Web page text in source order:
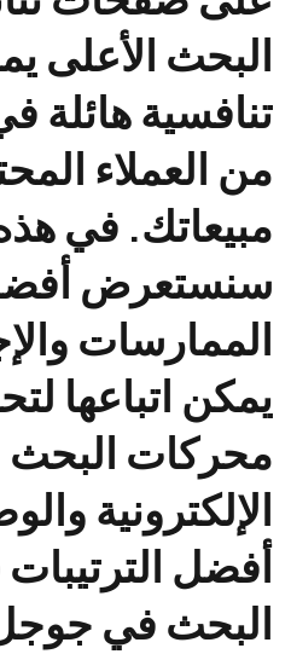
البحث الأعلى
تنافسية هائلة
من العملاء
مبيعاتك. في
سنستعرض
الممارسات
يمكن اتباعها
محركات البحث
الإلكترونية
أفضل الترتيبات
البحث في